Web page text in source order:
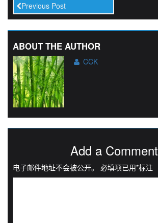
Previous Post
ABOUT THE AUTHOR
CCK
Add a Comment
电子邮件地址不会被公开。 必填项已用*标注